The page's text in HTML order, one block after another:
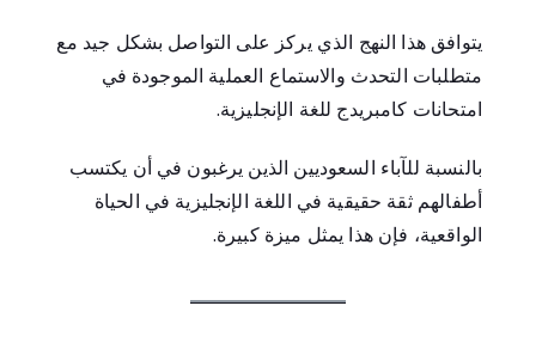
يتوافق هذا النهج الذي يركز على التواصل بشكل جيد مع
متطلبات التحدث والاستماع العملية الموجودة في
امتحانات كامبريدج للغة الإنجليزية.
بالنسبة للآباء السعوديين الذين يرغبون في أن يكتسب
أطفالهم ثقة حقيقية في اللغة الإنجليزية في الحياة
الواقعية، فإن هذا يمثل ميزة كبيرة.